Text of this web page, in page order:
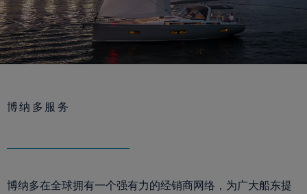
博纳多服务
博纳多在全球拥有一个强有力的经销商网络，为广大船东提